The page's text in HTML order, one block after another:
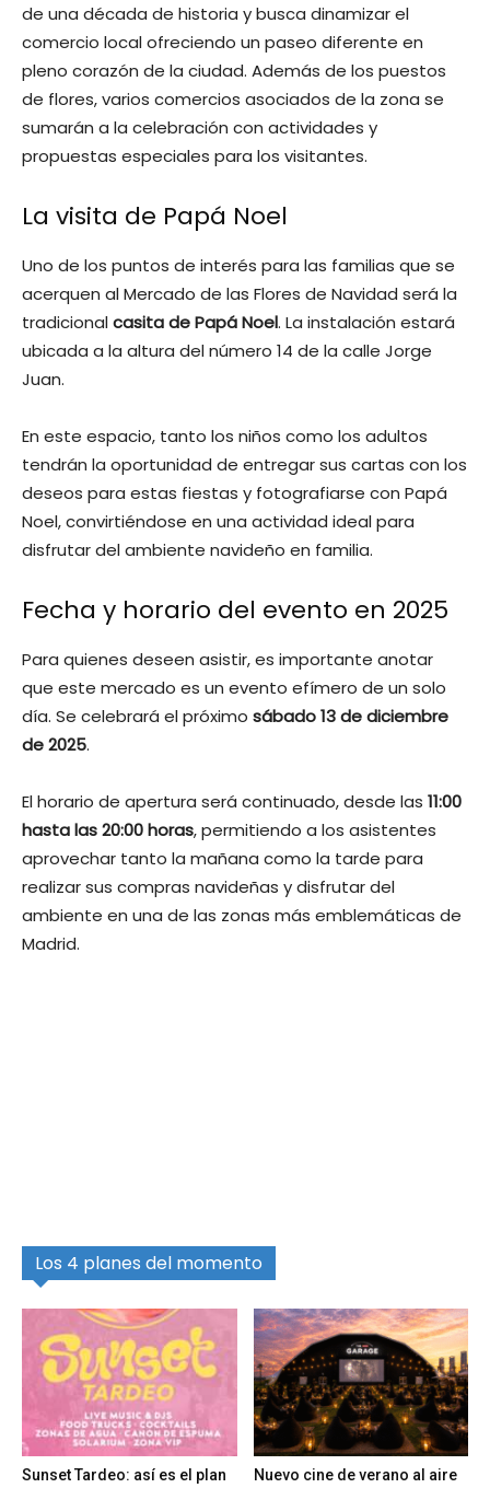
de una década de historia y busca dinamizar el
comercio local ofreciendo un paseo diferente en
pleno corazón de la ciudad. Además de los puestos
de flores, varios comercios asociados de la zona se
sumarán a la celebración con actividades y
propuestas especiales para los visitantes.
La visita de Papá Noel
Uno de los puntos de interés para las familias que se
acerquen al Mercado de las Flores de Navidad será la
tradicionalcasita de Papá Noel. La instalación estará
ubicada a la altura del número 14 de la calle Jorge
Juan.
En este espacio, tanto los niños como los adultos
tendrán la oportunidad de entregar sus cartas con los
deseos para estas fiestas y fotografiarse con Papá
Noel, convirtiéndose en una actividad ideal para
disfrutar del ambiente navideño en familia.
Fecha y horario del evento en 2025
Para quienes deseen asistir, es importante anotar
que este mercado es un evento efímero de un solo
día. Se celebrará el próximo sábado 13 de diciembre
de 2025.
El horario de apertura será continuado, desde las 11:00
hasta las 20:00 horas, permitiendo a los asistentes
aprovechar tanto la mañana como la tarde para
realizar sus compras navideñas y disfrutar del
ambiente en una de las zonas más emblemáticas de
Madrid.
Los 4 planes del momento
Sunset Tardeo: así es el plan Nuevo cine de verano al aire